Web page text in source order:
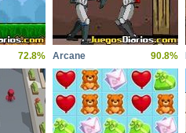
72.8% Arcane 90.8%